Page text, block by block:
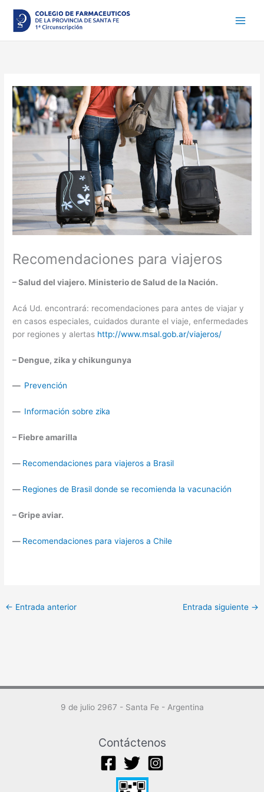
contenido
Recomendaciones para viajeros
– Salud del viajero. Ministerio de Salud de la Nación.
Acá Ud. encontrará: recomendaciones para antes de viajar y
en casos especiales, cuidados durante el viaje, enfermedades
por regiones y alertas http://www.msal.gob.ar/viajeros/
– Dengue, zika y chikungunya
— Prevención
— Información sobre zika
– Fiebre amarilla
— Recomendaciones para viajeros a Brasil
— Regiones de Brasil donde se recomienda la vacunación
– Gripe aviar.
— Recomendaciones para viajeros a Chile
← Entrada anterior Entrada siguiente →
9 de julio 2967 - Santa Fe - Argentina
Contáctenos